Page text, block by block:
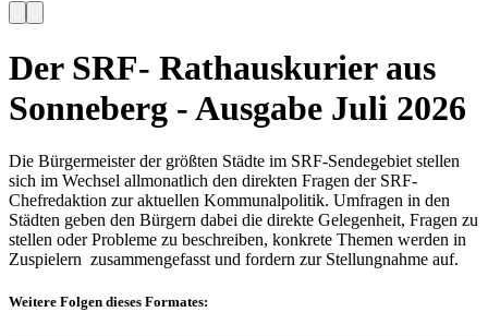
Der SRF- Rathauskurier aus
Sonneberg - Ausgabe Juli 2026
Die Bürgermeister der größten Städte im SRF-Sendegebiet stellen
sich im Wechsel allmonatlich den direkten Fragen der SRF-
Chefredaktion zur aktuellen Kommunalpolitik. Umfragen in den
Städten geben den Bürgern dabei die direkte Gelegenheit, Fragen zu
stellen oder Probleme zu beschreiben, konkrete Themen werden in
Zuspielern zusammengefasst und fordern zur Stellungnahme auf.
Weitere Folgen dieses Formates: